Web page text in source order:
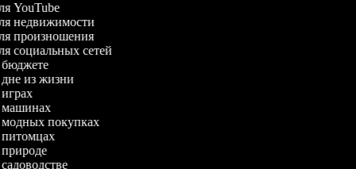
YouTube
недвижимости
произношения
социальных сетей
бюджете
дне из жизни
играх
машинах
модных покупках
питомцах
природе